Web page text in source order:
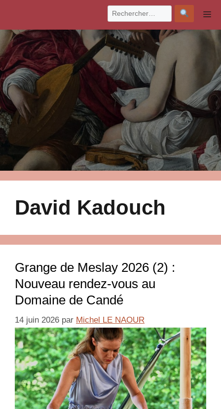
contenu
David Kadouch
Grange de Meslay 2026 (2) :
Nouveau rendez-vous au
Domaine de Candé
14 juin 2026 par Michel LE NAOUR